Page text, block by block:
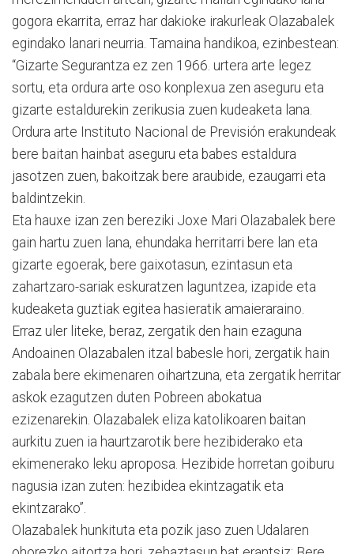
gogora ekarrita, erraz har dakioke irakurleak Olazabalek
egindako lanari neurria. Tamaina handikoa, ezinbestean:
“Gizarte Segurantza ez zen 1966. urtera arte legez
sortu, eta ordura arte oso konplexua zen aseguru eta
gizarte estaldurekin zerikusia zuen kudeaketa lana.
Ordura arte Instituto Nacional de Previsión erakundeak
bere baitan hainbat aseguru eta babes estaldura
jasotzen zuen, bakoitzak bere araubide, ezaugarri eta
baldintzekin.
Eta hauxe izan zen bereziki Joxe Mari Olazabalek bere
gain hartu zuen lana, ehundaka herritarri bere lan eta
gizarte egoerak, bere gaixotasun, ezintasun eta
zahartzaro-sariak eskuratzen laguntzea, izapide eta
kudeaketa guztiak egitea hasieratik amaieraraino.
Erraz uler liteke, beraz, zergatik den hain ezaguna
Andoainen Olazabalen itzal babesle hori, zergatik hain
zabala bere ekimenaren oihartzuna, eta zergatik herritar
askok ezagutzen duten Pobreen abokatua
ezizenarekin. Olazabalek eliza katolikoaren baitan
aurkitu zuen ia haurtzarotik bere hezibiderako eta
ekimenerako leku aproposa. Hezibide horretan goiburu
nagusia izan zuten: hezibidea ekintzagatik eta
ekintzarako”.
Olazabalek hunkituta eta pozik jaso zuen Udalaren